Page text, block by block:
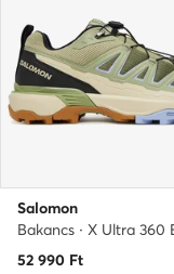
Salomon
52 990 Ft